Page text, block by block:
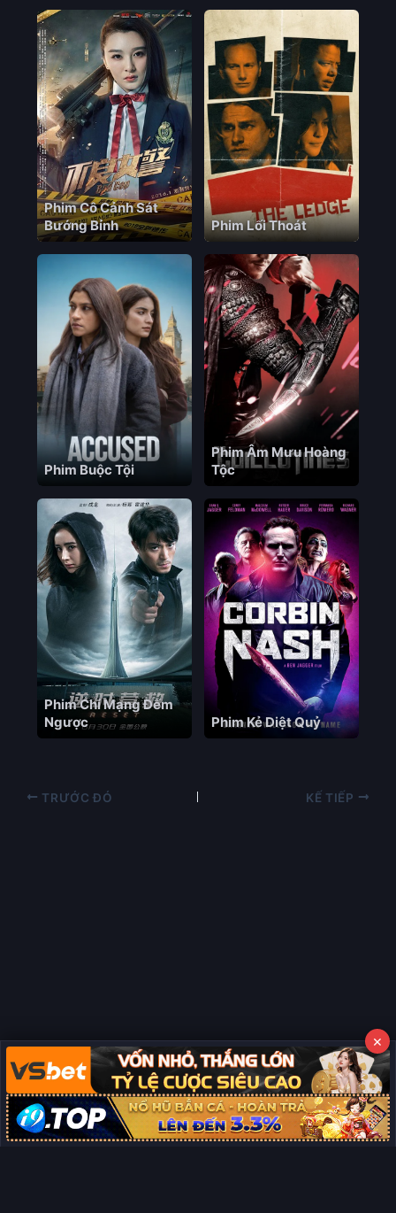
Phim Cô Cảnh Sát
Bướng Bỉnh
Phim Lối Thoát
Phim Buộc Tội
Phim Âm Mưu Hoàng
Tộc
Phim Chí Mạng Đếm
Ngược
Phim Kẻ Diệt Quỷ
TRƯỚC ĐÓ KẾ TIẾP
Copyright © 2026 Phim Full HD
×